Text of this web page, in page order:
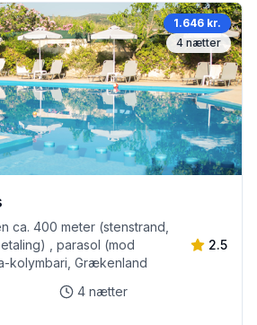
1.646 kr.
4 nætter
ca. 400 meter (stenstrand,
, parasol (mod
kolymbari, Grækenland
2.5
4 nætter